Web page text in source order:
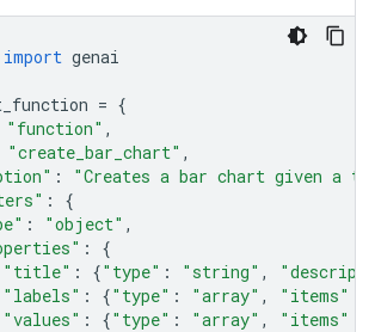
import genai
= {
"function" ,
"create_bar_chart" ,
:
"Creates a bar chart given a
:
{
: "object" ,
:
{
"title" : {"type" : "string" ,
"labels" : {"type" : "array" , "items"
"values" : {"type" : "array" , "items"